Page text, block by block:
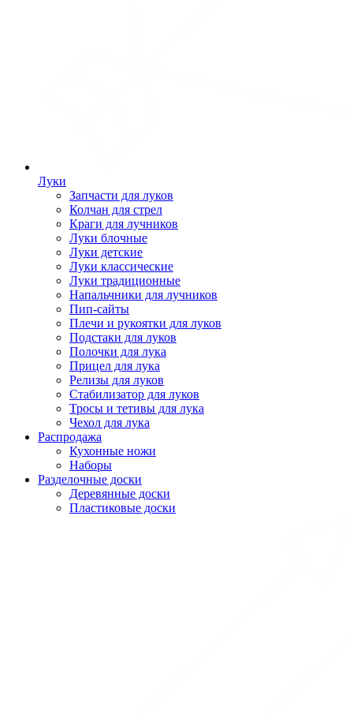
Луки
Запчасти для луков
Колчан для стрел
Краги для лучников
Луки блочные
Луки детские
Луки классические
Луки традиционные
Напальчники для лучников
Пип-сайты
Плечи и рукоятки для луков
Подстаки для луков
Полочки для лука
Прицел для лука
Релизы для луков
Стабилизатор для луков
Тросы и тетивы для лука
Чехол для лука
Распродажа
Кухонные ножи
Наборы
Разделочные доски
Деревянные доски
Пластиковые доски